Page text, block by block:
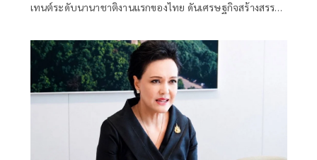
เทนต์ระดับนานาชาติงานแรกของไทย ดันเศรษฐกิจสร้างสรรค์